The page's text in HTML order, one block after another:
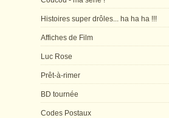
Histoires super drôles... ha ha ha !!!
Affiches de Film
Luc Rose
Prêt-à-rimer
BD tournée
Codes Postaux